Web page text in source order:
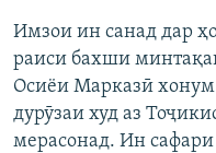
Ҳамаи сомонаҳои
Имзои ин санад дар
раиси бахши
Осиёи Марказӣ
дурӯзаи худ аз
мерасонад. Ин